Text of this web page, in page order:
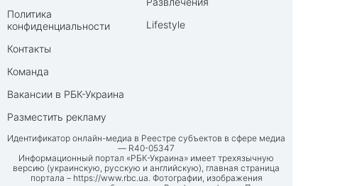
Политика
конфиденциальности
Контакты
Команда
Вакансии в РБК-Украина
Разместить рекламу
Lifestyle
Идентификатор онлайн-медиа в Реестре субъектов в сфере медиа
— R40-05347
Информационный портал «РБК-Украина» имеет трехязычную
версию (украинскую, русскую и английскую), главная страница
портала – https://www.rbc.ua. Фотографии, изображения